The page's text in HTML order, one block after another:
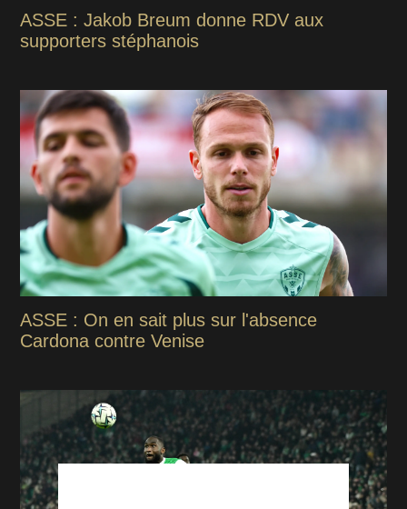
ASSE : Jakob Breum donne RDV aux
supporters stéphanois
ASSE : On en sait plus sur l'absence
Cardona contre Venise